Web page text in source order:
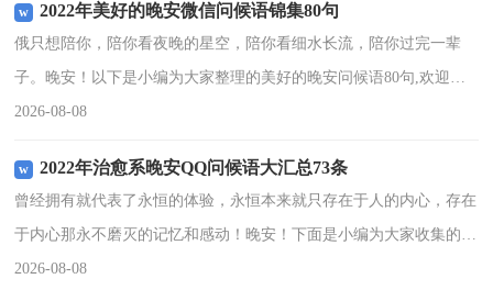
2022年美好的晚安微信问候语锦集80句
俄只想陪你，陪你看夜晚的星空，陪你看细水长流，陪你过完一辈
子。晚安！以下是小编为大家整理的美好的晚安问候语80句,欢迎阅
读，希望能够对大家有所帮助。1、我对你的牵挂似皎洁的月光，把
2026-08-08
2022年治愈系晚安QQ问候语大汇总73条
曾经拥有就代表了永恒的体验，永恒本来就只存在于人的内心，存在
于内心那永不磨灭的记忆和感动！晚安！下面是小编为大家收集的治
愈系晚安问候语73条,仅供参考，希望能够帮助到大家。1、电视剧看
2026-08-08